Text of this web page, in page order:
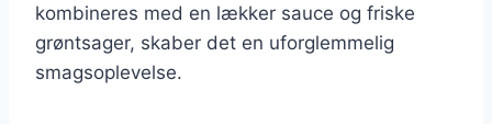
kombineres med en lækker sauce og friske
grøntsager, skaber det en uforglemmelig
smagsoplevelse.